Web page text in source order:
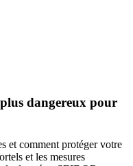
dangereux pour
et comment protéger votre
et les mesures